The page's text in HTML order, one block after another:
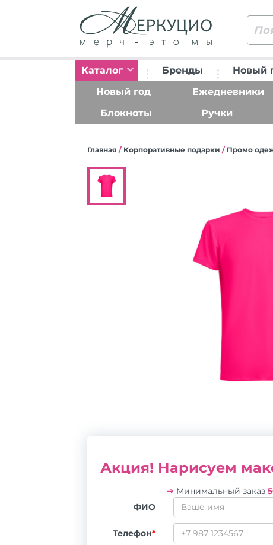
Каталог Бренды Новый
Новый год Ежедневники
Блокноты
Ручки
Главная / Корпоративные подарки / Промо
Акция! Нарисуем
➔ Минимальный заказ
ФИО
Телефон*